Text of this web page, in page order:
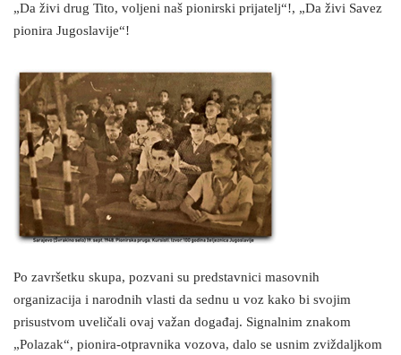
„Da živi drug Tito, voljeni naš pionirski prijatelj“!, „Da živi Savez
pionira Jugoslavije“!
Po završetku skupa, pozvani su predstavnici masovnih
organizacija i narodnih vlasti da sednu u voz kako bi svojim
prisustvom uveličali ovaj važan događaj. Signalnim znakom
„Polazak“, pionira-otpravnika vozova, dalo se usnim zviždaljkom